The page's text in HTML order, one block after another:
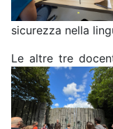
sicurezza nella
Le altre tre